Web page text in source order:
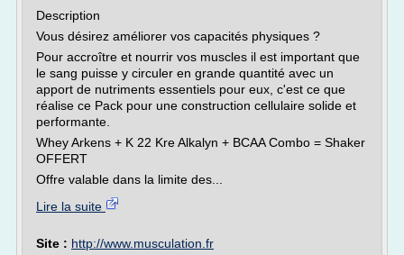
Description
Vous désirez améliorer vos capacités physiques ?
Pour accroître et nourrir vos muscles il est important que
le sang puisse y circuler en grande quantité avec un
apport de nutriments essentiels pour eux, c'est ce que
réalise ce Pack pour une construction cellulaire solide et
performante.
Whey Arkens + K 22 Kre Alkalyn + BCAA Combo = Shaker
OFFERT
Offre valable dans la limite des...
Lire la suite
Site : http://www.musculation.fr